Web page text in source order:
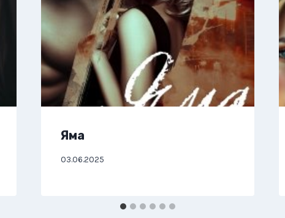
Яма
03.06.2025